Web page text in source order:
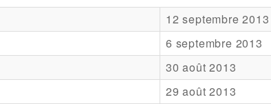
12 septembre 2013
6 septembre 2013
30 août 2013
29 août 2013